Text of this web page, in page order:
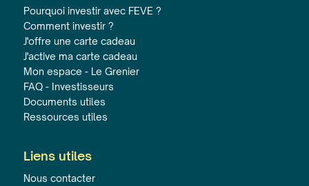
Pourquoi investir avec FEVE ?
Comment investir ?
J'offre une carte cadeau
J'active ma carte cadeau
Mon espace - Le Grenier
FAQ - Investisseurs
Documents utiles
Ressources utiles
Liens utiles
Nous contacter